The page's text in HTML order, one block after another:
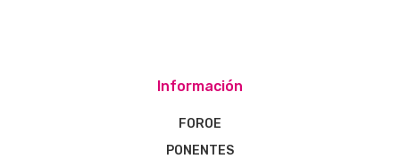
Información
FOROE
PONENTES